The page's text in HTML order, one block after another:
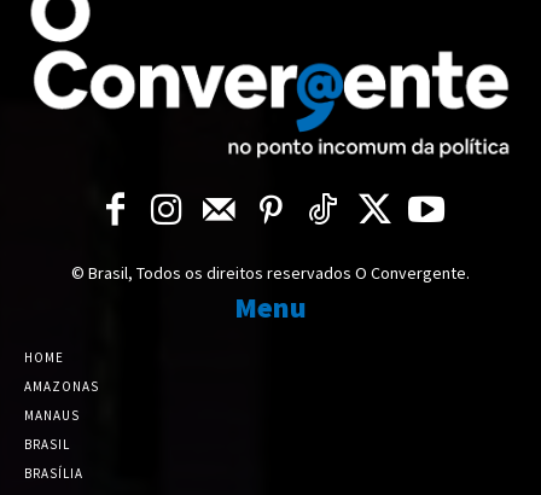
© Brasil, Todos os direitos reservados O Convergente.
Menu
HOME
AMAZONAS
MANAUS
BRASIL
BRASÍLIA